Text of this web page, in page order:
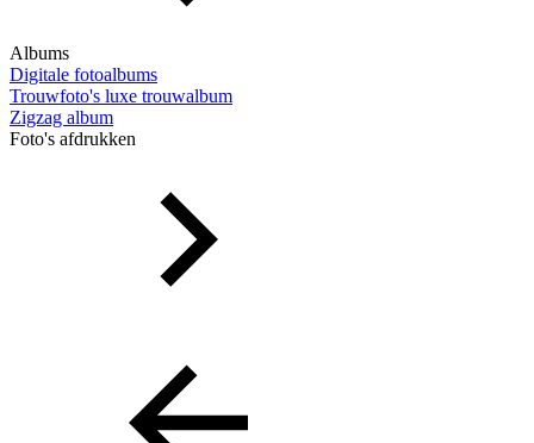
Albums
Digitale fotoalbums
Trouwfoto's luxe trouwalbum
Zigzag album
Foto's afdrukken